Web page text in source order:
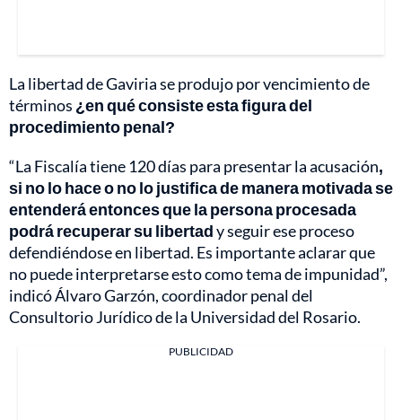
La libertad de Gaviria se produjo por vencimiento de
términos ¿en qué consiste esta figura del
procedimiento penal?
“La Fiscalía tiene 120 días para presentar la acusación,
si no lo hace o no lo justifica de manera motivada se
entenderá entonces que la persona procesada
podrá recuperar su libertady seguir ese proceso
defendiéndose en libertad. Es importante aclarar que
no puede interpretarse esto como tema de impunidad”,
indicó Álvaro Garzón, coordinador penal del
Consultorio Jurídico de la Universidad del Rosario.
PUBLICIDAD